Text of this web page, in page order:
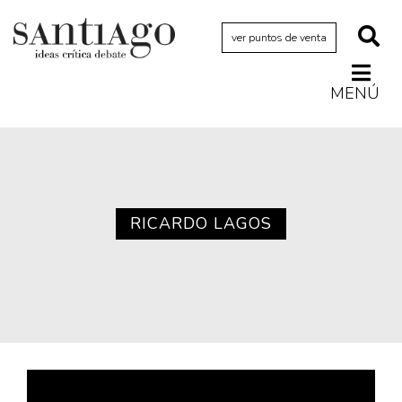
ver puntos de venta
MENÚ
RICARDO LAGOS